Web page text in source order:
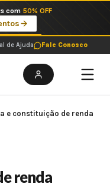
com 50% OFF
de Ajuda Fale Conosco
e constituição de renda
renda